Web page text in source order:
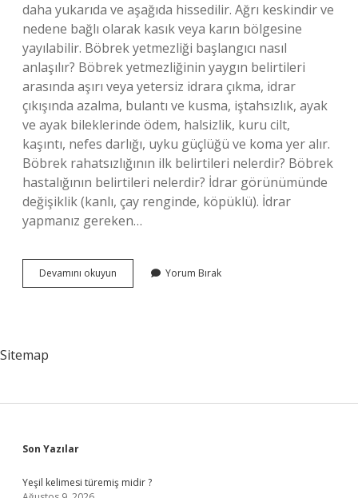
daha yukarıda ve aşağıda hissedilir. Ağrı keskindir ve
nedene bağlı olarak kasık veya karın bölgesine
yayılabilir. Böbrek yetmezliği başlangıcı nasıl
anlaşılır? Böbrek yetmezliğinin yaygın belirtileri
arasında aşırı veya yetersiz idrara çıkma, idrar
çıkışında azalma, bulantı ve kusma, iştahsızlık, ayak
ve ayak bileklerinde ödem, halsizlik, kuru cilt,
kaşıntı, nefes darlığı, uyku güçlüğü ve koma yer alır.
Böbrek rahatsızlığının ilk belirtileri nelerdir? Böbrek
hastalığının belirtileri nelerdir? İdrar görünümünde
değişiklik (kanlı, çay renginde, köpüklü). İdrar
yapmanız gereken…
Devamını okuyun
Yetmezliği
Yorum Bırak
Sitemap
Sidebar
Son Yazılar
Yeşil kelimesi türemiş midir ?